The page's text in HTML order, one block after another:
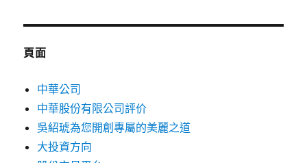
鍵
頁面
中華公司
中華股份有限公司評价
吳紹琥為您開創專屬的美麗之道
大投資方向